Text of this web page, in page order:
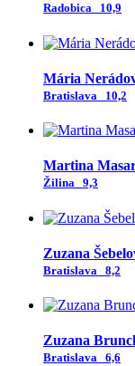
Radobica 10,9
Mária
Bratislava 10,2
Martina
Žilina 9,3
Zuzana
Bratislava 8,2
Zuzana
Bratislava 6,6